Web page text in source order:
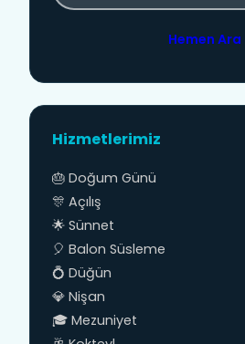
Hemen Ara
Hizmetlerimiz
🎂 Doğum Günü
🎊 Açılış
🌟 Sünnet
🎈 Balon Süsleme
💍 Düğün
💎 Nişan
🎓 Mezuniyet